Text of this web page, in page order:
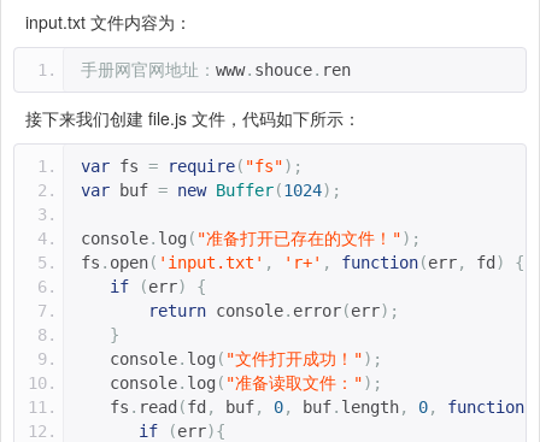
input.txt 文件内容为：
手册网官网地址： www. shouce. ren
接下来我们创建 file.js 文件，代码如下所示：
var fs = require( "fs");
var buf = new Buffer(1024);
console. log ( "准备打开已存在的文件！");
fs . open( 'input.txt' , 'r+' , function(err, fd )
{
if
(err)
{
return console. error(err);
}
   console
. log ( "文件打开成功！");
   console
. log ( "准备读取文件：");
   fs
. read (fd , buf, 0, buf. length, 0, function
if
(err){